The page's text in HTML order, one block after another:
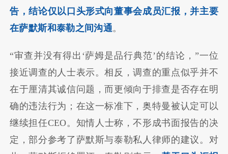
告，结论仅以口头形式向董事会成员汇报，并主要
在萨默斯和泰勒之间沟通。
“审查并没有得出‘萨姆是品行典范’的结论，”一位
接近调查的人士表示。相反，调查的重点似乎并不
在于厘清其诚信问题，而更倾向于排查是否存在明
确的违法行为；在这一标准下，奥特曼被认定可以
继续担任CEO。知情人士称，不形成书面报告的决
定，部分参考了萨默斯与泰勒私人律师的建议。对